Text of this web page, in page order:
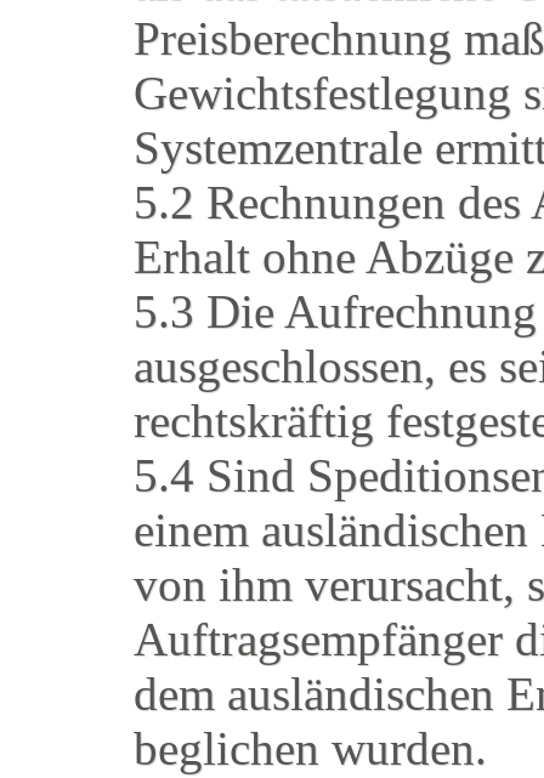
Preisberechnung
Gewichtsfestlegung
Systemzentrale
5.2 Rechnungen
Erhalt ohne Abzüge
5.3 Die
ausgeschlossen, es
rechtskräftig
5.4 Sind
einem
von ihm verursacht,
Auftragsempfänger
dem ausländischen
beglichen wurden.